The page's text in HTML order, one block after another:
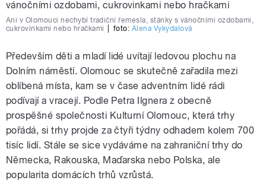
Ani v Olomouci nechybí tradiční řemesla, stánky s vánočními ozdobami,
cukrovinkami nebo hračkami
foto: Alena Vykydalová
Především děti a mladí lidé uvítají ledovou plochu na
Dolním náměstí. Olomouc se skutečně zařadila mezi
oblíbená místa, kam se v čase adventním lidé rádi
podívají a vracejí. Podle Petra Ilgnera z obecně
prospěšné společnosti Kulturní Olomouc, která trhy
pořádá, si trhy projde za čtyři týdny odhadem kolem 700
tisíc lidí. Stále se sice vydáváme na zahraniční trhy do
Německa, Rakouska, Maďarska nebo Polska, ale
popularita domácích trhů vzrůstá.